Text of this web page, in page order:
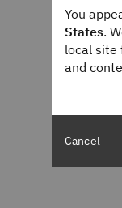
You
States.
local site
and
Cancel